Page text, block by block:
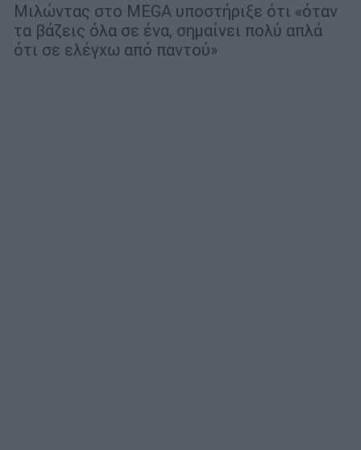
Μιλώντας στο MEGA υποστήριξε ότι «όταν
τα βάζεις όλα σε ένα, σημαίνει πολύ απλά
ότι σε ελέγχω από παντού»